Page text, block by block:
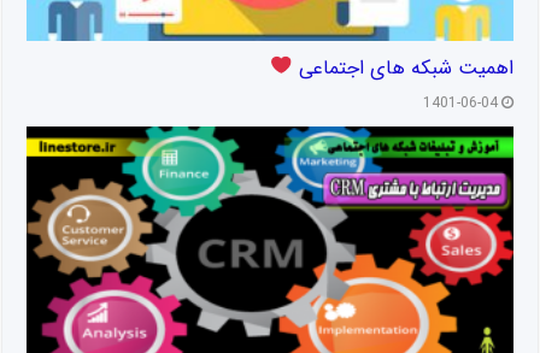
اهمیت شبکه های اجتماعی
1401-06-04